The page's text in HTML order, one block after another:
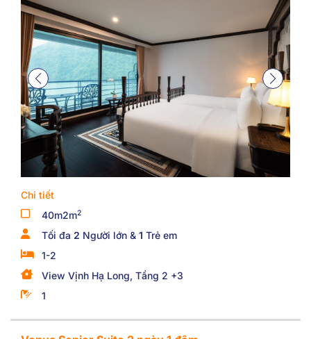
Chi tiết
40m2m2
Tối đa 2 Người lớn & 1 Trẻ em
1-2
View Vịnh Hạ Long, Tầng 2 +3
1